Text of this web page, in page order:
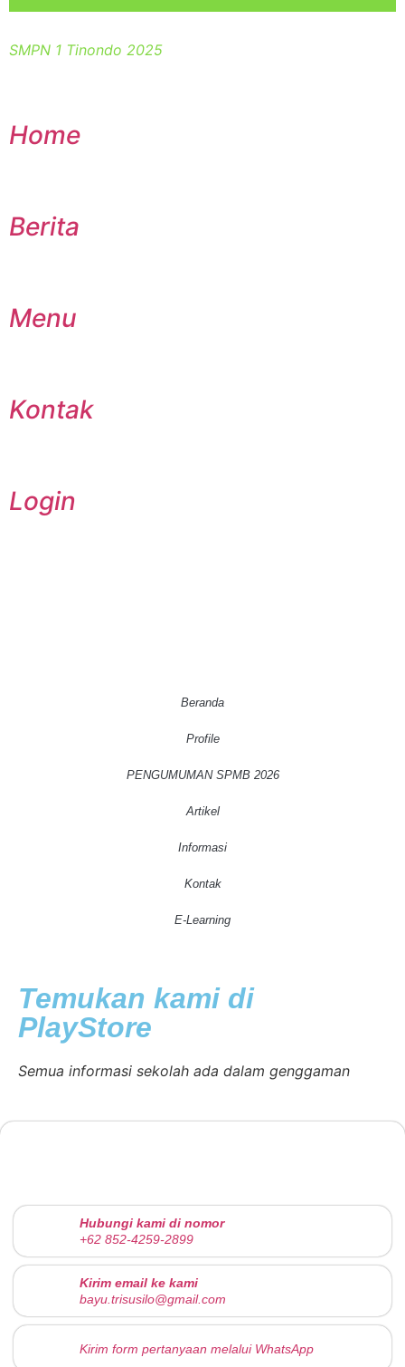
SMPN 1 Tinondo 2025
Home
Berita
Menu
Kontak
Login
Beranda
Profile
PENGUMUMAN SPMB 2026
Artikel
Informasi
Kontak
E-Learning
Temukan kami di
PlayStore
Semua informasi sekolah ada dalam genggaman
Hubungi kami di nomor
+62 852-4259-2899
Kirim email ke kami
bayu.trisusilo@gmail.com
Kirim form pertanyaan melalui WhatsApp